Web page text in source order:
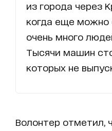
из города через
когда еще можно
очень много
Тысячи машин
которых не
Волонтер отметил,